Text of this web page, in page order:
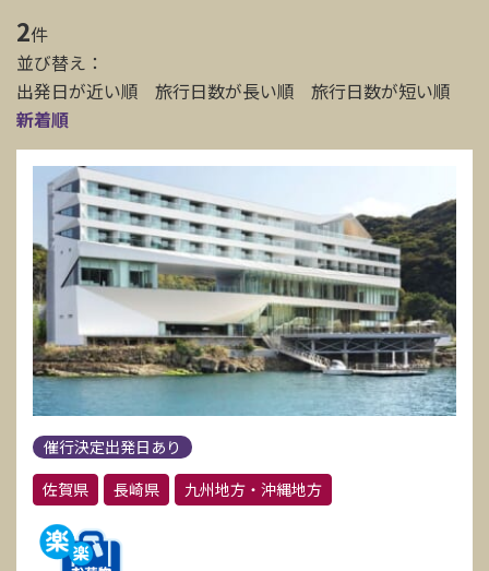
2件
並び替え：
出発日が近い順
旅行日数が長い順
旅行日数が短い順
新着順
催行決定出発日あり
佐賀県
長崎県 九州地方・沖縄地方